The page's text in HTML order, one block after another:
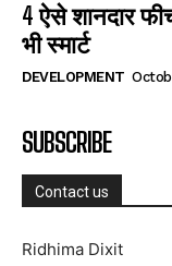
4 ऐसे शानदार
भी स्मार्ट
DEVELOPMENT
SUBSCRIBE
Contact us
Ridhima Dixit